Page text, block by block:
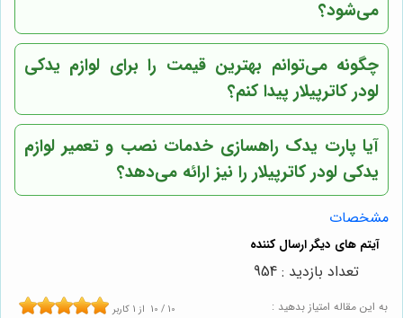
می‌شود؟
چگونه می‌توانم بهترین قیمت را برای لوازم یدکی
لودر کاترپیلار پیدا کنم؟
آیا پارت یدک راهسازی خدمات نصب و تعمیر لوازم
یدکی لودر کاترپیلار را نیز ارائه می‌دهد؟
مشخصات
به این مقاله امتیاز بدهید : 10 / 10 از 1 کاربر
تعداد بازدید : 954